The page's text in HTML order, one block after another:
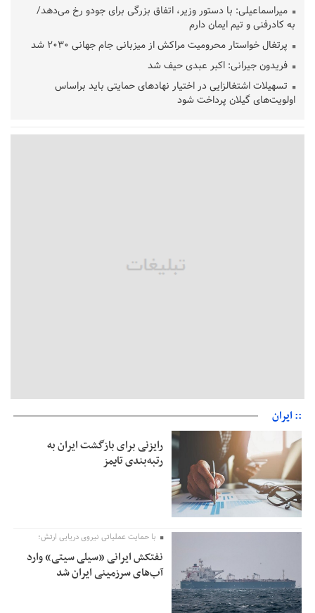
میراسماعیلی: با دستور وزیر، اتفاق بزرگی برای جودو رخ می‌دهد/
به کادرفنی و تیم ایمان دارم
پرتغال خواستار محرومیت مراکش از میزبانی جام جهانی ۲۰۳۰ شد
فریدون جیرانی: اکبر عبدی حیف شد
تسهیلات اشتغالزایی در اختیار نهادهای حمایتی باید براساس
اولویت‌های گیلان پرداخت شود
قلعه‌نویی مشخص شد
:: ایران
رایزنی برای بازگشت ایران به
رتبه‌بندی تایمز
با حمایت عملیاتی نیروی دریایی ارتش؛
نفتکش ایرانی «سیلی سیتی» وارد
آب‌های سرزمینی ایران شد